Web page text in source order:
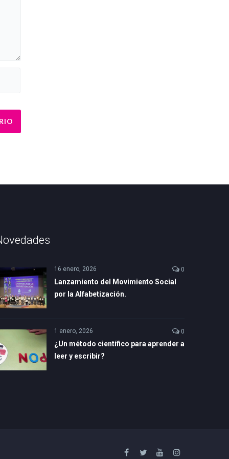
16 enero, 2026 0
Lanzamiento del Movimiento Social
por la Alfabetización.
1 enero, 2026 0
¿Un método científico para aprender a
leer y escribir?